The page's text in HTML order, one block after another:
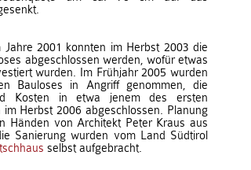
Jahre 2001 konnten im Herbst 2003 die
abgeschlossen werden, wofür etwas
wurden. Im Frühjahr 2005 wurden
Bauloses in Angriff genommen, die
Kosten in etwa jenem des ersten
Herbst 2006 abgeschlossen. Planung
Händen von Architekt Peter Kraus aus
Sanierung wurden vom Land Südtirol
selbst aufgebracht.